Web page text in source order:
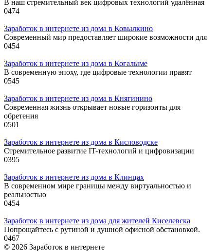
В наш стремительный век цифровых технологий удалённая
0474
Заработок в интернете из дома в Ковылкино
Современный мир предоставляет широкие возможности для
0454
Заработок в интернете из дома в Когалыме
В современную эпоху, где цифровые технологии правят
0545
Заработок в интернете из дома в Княгинино
Современная жизнь открывает новые горизонты для
обретения
0501
Заработок в интернете из дома в Кисловодске
Стремительное развитие IT-технологий и цифровизации
0395
Заработок в интернете из дома в Клинцах
В современном мире границы между виртуальностью и
реальностью
0454
Заработок в интернете из дома для жителей Киселевска
Попрощайтесь с рутиной и душной офисной обстановкой.
0467
© 2026 Заработок в интернете